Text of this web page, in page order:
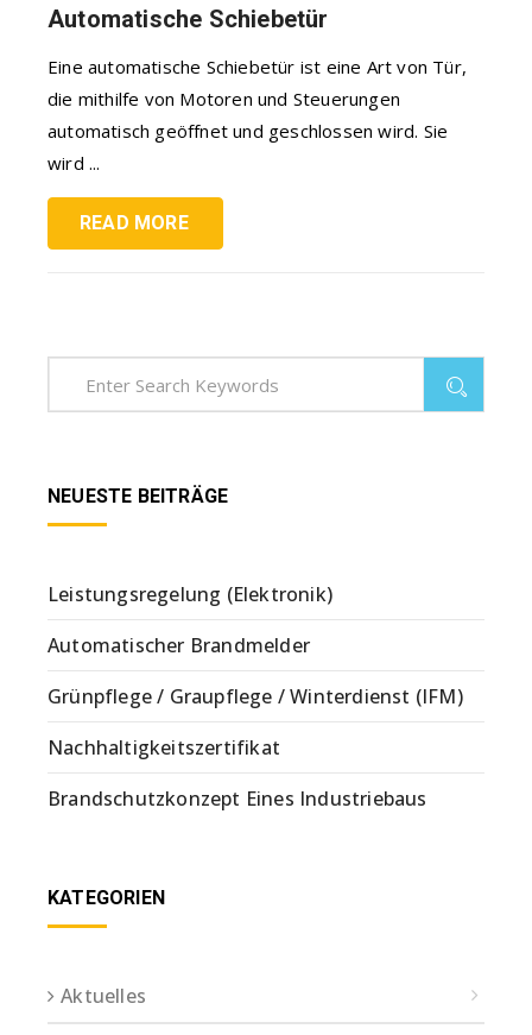
Automatische Schiebetür
Eine automatische Schiebetür ist eine Art von Tür,
die mithilfe von Motoren und Steuerungen
automatisch geöffnet und geschlossen wird. Sie
wird ...
READ MORE
NEUESTE BEITRÄGE
Leistungsregelung (Elektronik)
Automatischer Brandmelder
Grünpflege / Graupflege / Winterdienst (IFM)
Nachhaltigkeitszertifikat
Brandschutzkonzept Eines Industriebaus
KATEGORIEN
Aktuelles